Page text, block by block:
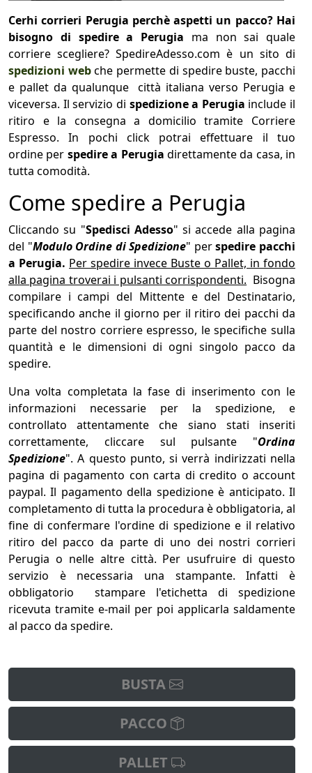
Cerhi corrieri Perugia perchè aspetti un pacco? Hai
bisogno di spedire a Perugia ma non sai quale
corriere scegliere? SpedireAdesso.com è un sito di
spedizioni webche permette di spedire buste, pacchi
e pallet da qualunque città italiana verso Perugia e
viceversa. Il servizio di spedizione a Perugia include il
ritiro e la consegna a domicilio tramite Corriere
Espresso. In pochi click potrai effettuare il tuo
ordine per spedire a Perugia direttamente da casa, in
tutta comodità.
Come spedire a Perugia
Cliccando su "Spedisci Adesso" si accede alla pagina
del "Modulo Ordine di Spedizione" perspedire pacchi
a Perugia. Per spedire invece Buste o Pallet, in fondo
alla pagina troverai i pulsanti corrispondenti. Bisogna
compilare i campi del Mittente e del Destinatario,
specificando anche il giorno per il ritiro dei pacchi da
parte del nostro corriere espresso, le specifiche sulla
quantità e le dimensioni di ogni singolo pacco da
spedire.
Una volta completata la fase di inserimento con le
informazioni necessarie per la spedizione, e
controllato attentamente che siano stati inseriti
correttamente, cliccare sul pulsante "Ordina
Spedizione". A questo punto, si verrà indirizzati nella
pagina di pagamento con carta di credito o account
paypal. Il pagamento della spedizione è anticipato. Il
completamento di tutta la procedura è obbligatoria, al
fine di confermare l'ordine di spedizione e il relativo
ritiro del pacco da parte di uno dei nostri corrieri
Perugia o nelle altre città. Per usufruire di questo
servizio è necessaria una stampante. Infatti è
obbligatorio stampare l'etichetta di spedizione
ricevuta tramite e-mail per poi applicarla saldamente
al pacco da spedire.
BUSTA
PACCO
PALLET